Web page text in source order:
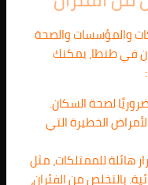
والمؤسسات والصحة
في طنطا، يمكنك
لصحة السكان.
الخطيرة التي
هائلة للممتلكات، مثل
بالتخلص من الفئران،